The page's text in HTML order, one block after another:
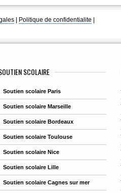
| Politique de confidentialite |
SCOLAIRE
Soutien scolaire Paris
Soutien scolaire Marseille
Soutien scolaire Bordeaux
Soutien scolaire Toulouse
Soutien scolaire Nice
Soutien scolaire Lille
Soutien scolaire Cagnes sur mer